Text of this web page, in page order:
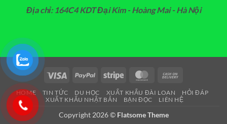
Địa chỉ: 164C4 KDT Đại Kim - Hoàng Mai - Hà Nội
Visa PayPal Stripe MasterCard
Delivery
HOME TIN TỨC DU HỌC XUẤT KHẨU ĐÀI LOAN
HỎI ĐÁP
XUẤT KHẨU NHẬT BẢN
BẠN ĐỌC LIÊN HỆ
Copyright 2026 © Flatsome Theme